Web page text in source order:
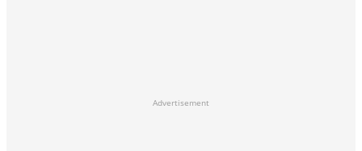
Advertisement